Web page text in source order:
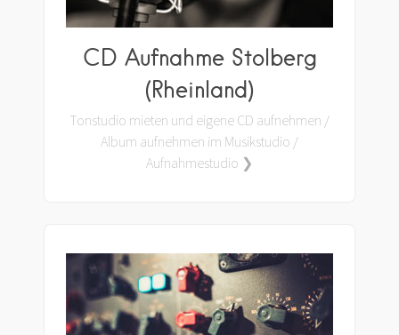
CD Aufnahme Stolberg
(Rheinland)
Tonstudio mieten und eigene CD aufnehmen /
Album aufnehmen im Musikstudio /
Aufnahmestudio ❯